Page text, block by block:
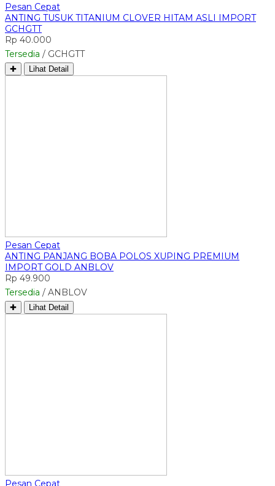
Pesan Cepat
ANTING TUSUK TITANIUM CLOVER HITAM ASLI IMPORT
GCHGTT
Rp 40.000
Tersedia / GCHGTT
✚ Lihat Detail
Pesan Cepat
ANTING PANJANG BOBA POLOS XUPING PREMIUM
IMPORT GOLD ANBLOV
Rp 49.900
Tersedia / ANBLOV
✚ Lihat Detail
Pesan Cepat